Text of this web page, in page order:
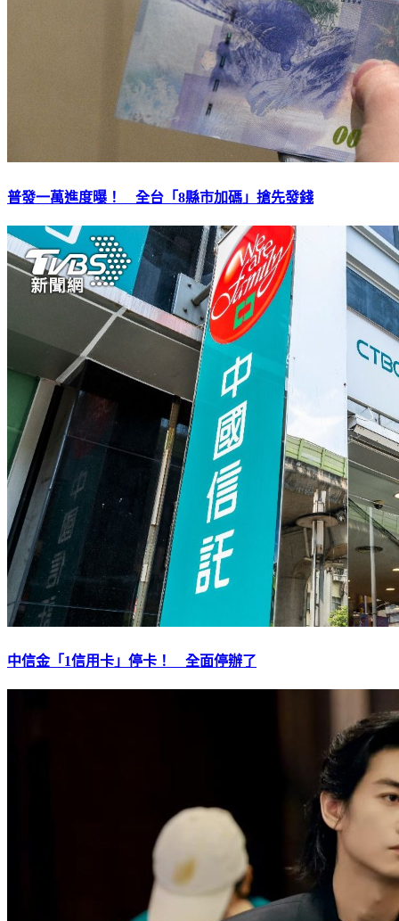
普發一萬進度曝！ 全台「8縣市加碼」搶先發錢
中信金「1信用卡」停卡！ 全面停辦了